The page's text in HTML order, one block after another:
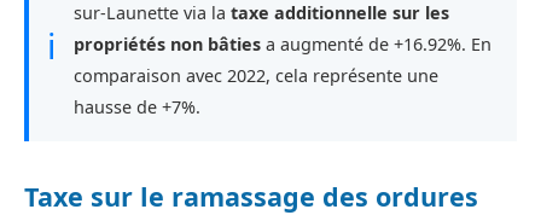
ℹ
sur-Launette via la taxe additionnelle sur les
propriétés non bâties a augmenté de +16.92%. En
comparaison avec 2022, cela représente une
hausse de +7%.
Taxe sur le ramassage des ordures